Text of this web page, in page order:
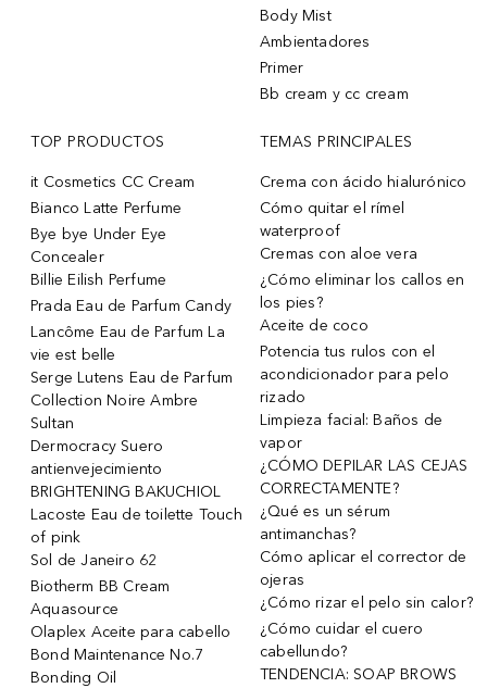
Body Mist
Ambientadores
Primer
Bb cream y cc cream
TOP PRODUCTOS
it Cosmetics CC Cream
Bianco Latte Perfume
Bye bye Under Eye
Concealer
Billie Eilish Perfume
Prada Eau de Parfum Candy
Lancôme Eau de Parfum La
vie est belle
Serge Lutens Eau de Parfum
Collection Noire Ambre
Sultan
Dermocracy Suero
antienvejecimiento
BRIGHTENING BAKUCHIOL
Lacoste Eau de toilette Touch
of pink
Sol de Janeiro 62
Biotherm BB Cream
Aquasource
Olaplex Aceite para cabello
Bond Maintenance No.7
Bonding Oil
TEMAS PRINCIPALES
Crema con ácido hialurónico
Cómo quitar el rímel
waterproof
Cremas con aloe vera
¿Cómo eliminar los callos en
los pies?
Aceite de coco
Potencia tus rulos con el
acondicionador para pelo
rizado
Limpieza facial: Baños de
vapor
¿CÓMO DEPILAR LAS CEJAS
CORRECTAMENTE?
¿Qué es un sérum
antimanchas?
Cómo aplicar el corrector de
ojeras
¿Cómo rizar el pelo sin calor?
¿Cómo cuidar el cuero
cabellundo?
TENDENCIA: SOAP BROWS